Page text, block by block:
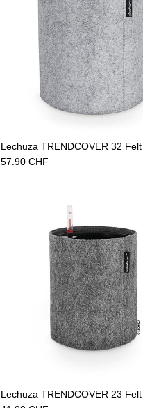
Add to Cart
Lechuza TRENDCOVER 32
57.90 CHF
Add to Cart